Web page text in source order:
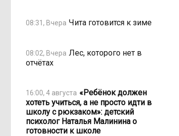
08:31, Вчера Чита готовится к зиме
08:02, Вчера Лес, которого нет в
отчётах
16:00, 4 августа «Ребёнок должен
хотеть учиться, а не просто идти в
школу с рюкзаком»: детский
психолог Наталья Малинина о
готовности к школе